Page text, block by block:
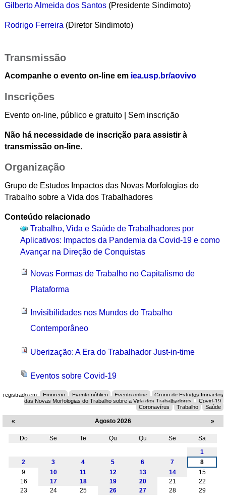
Gilberto Almeida dos Santos(Presidente Sindimoto)
Rodrigo Ferreira (Diretor Sindimoto)
Transmissão
Acompanhe o evento on-line em iea.usp.br/aovivo
Inscrições
Evento on-line, público e gratuito | Sem inscrição
Não há necessidade de inscrição para assistir à
transmissão on-line.
Organização
Grupo de Estudos Impactos das Novas Morfologias do
Trabalho sobre a Vida dos Trabalhadores
Conteúdo relacionado
Trabalho, Vida e Saúde de Trabalhadores por
Aplicativos: Impactos da Pandemia da Covid-19 e como
Avançar na Direção de Conquistas
Novas Formas de Trabalho no Capitalismo de
Plataforma
Invisibilidades nos Mundos do Trabalho
Contemporâneo
Uberização: A Era do Trabalhador Just-in-time
Eventos sobre Covid-19
registrado em: Emprego Evento público Evento online
Grupo de Estudos Impactos
das Novas Morfologias do Trabalho sobre a Vida dos Trabalhadores
Covid-19
Coronavírus
Trabalho Saúde
« Agosto 2026 »
Do Se Te Qu Qu Se
Sa
1
2
3 4 5 6 7
8
9
10 11 12 13 14
15
16
17 18 19 20 21
22
23
24 25 26 27 28
29